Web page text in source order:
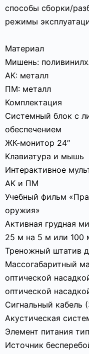
способы сборки/
режимы
Материал
Мишень:
АК: металл
ПМ: металл
Комплектация
Системный блок с
обеспечением
ЖК-монитор 24″
Клавиатура и мышь
Интерактивное
АК и ПМ
Учебный фильм
оружия»
Активная грудная
25 м на 5 м или 100
Треножный штатив
Массогабаритный
оптической
оптической
Сигнальный кабель
Акустическая
Элемент питания
Источник